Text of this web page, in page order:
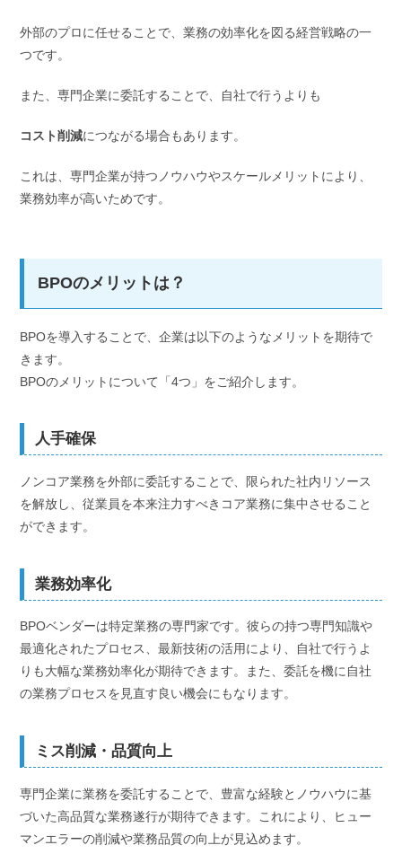
外部のプロに任せることで、業務の効率化を図る経営戦略の一
つです。
また、専門企業に委託することで、自社で行うよりも
コスト削減につながる場合もあります。
これは、専門企業が持つノウハウやスケールメリットにより、
業務効率が高いためです。
BPOのメリットは？
BPOを導入することで、企業は以下のようなメリットを期待で
きます。
BPOのメリットについて「4つ」をご紹介します。
人手確保
ノンコア業務を外部に委託することで、限られた社内リソース
を解放し、従業員を本来注力すべきコア業務に集中させること
ができます。
業務効率化
BPOベンダーは特定業務の専門家です。彼らの持つ専門知識や
最適化されたプロセス、最新技術の活用により、自社で行うよ
りも大幅な業務効率化が期待できます。また、委託を機に自社
の業務プロセスを見直す良い機会にもなります。
ミス削減・品質向上
専門企業に業務を委託することで、豊富な経験とノウハウに基
づいた高品質な業務遂行が期待できます。これにより、ヒュー
マンエラーの削減や業務品質の向上が見込めます。